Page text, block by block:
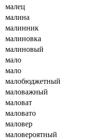
малец
малина
малинник
малиновка
малиновый
мало
мало
малобюджетный
маловажный
маловат
маловато
маловер
маловероятный